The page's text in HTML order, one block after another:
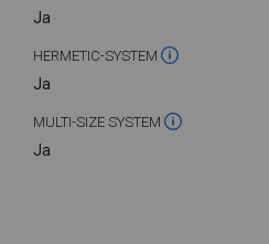
Ja
HERMETIC-SYSTEM
Ja
MULTI-SIZE SYSTEM
Ja